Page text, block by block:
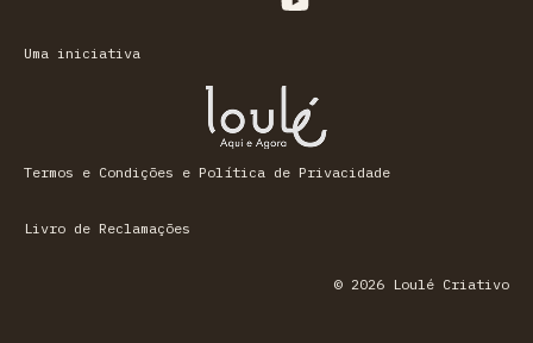
Uma iniciativa
Termos e Condições e Política de Privacidade
Livro de Reclamações
© 2026 Loulé Criativo